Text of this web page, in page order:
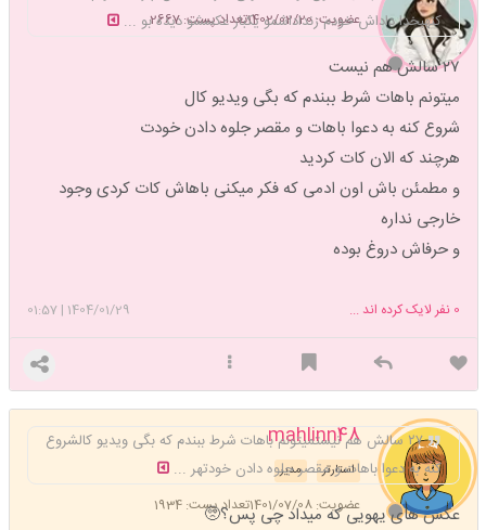
عضویت: 1402/02/20 تعداد پست: 2667
کنهبخدا داداش خودم زنداداشمو یکبار عکسشو دیده بو ...
۲۷ سالش هم نیست
میتونم باهات شرط ببندم که بگی ویدیو کال
شروع کنه به دعوا باهات و مقصر جلوه دادن خودت
هرچند که الان کات کردید
و مطمئن باش اون ادمی که فکر میکنی باهاش کات کردی وجود
خارجی نداره
و حرفاش دروغ بوده
1404/01/29
|
01:57 0 نفر لایک کرده اند ...
mahlinn48
مدیر استارتر
عضویت: 1401/07/08 تعداد پست: 1934
۲۷ سالش هم نیستمیتونم باهات شرط ببندم که بگی ویدیو کالشروع
کنه به دعوا باهات و مقصر جلوه دادن خودتهر ...
عکس های یهویی که میداد چی پس؟🥺